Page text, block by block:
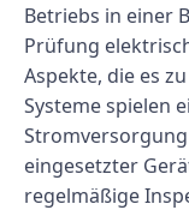
Betriebs in einer
Prüfung
Aspekte, die es
Systeme spielen
eingesetzter
regelmäßige